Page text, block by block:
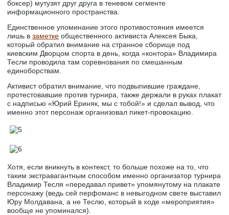
боксер) мутузят друг друга в теневом сегменте
информационного пространства.
Единственное упоминание этого противостояния имеется
лишь взаметке общественного активиста Алексея Быка,
который обратил внимание на странное сборище под
киевским Дворцом спорта в день, когда «контора» Владимира
Тесли проводила там соревнования по смешанным
единоборствам.
Активист обратил внимание, что подвыпившие граждане,
протестовавшие против турнира, также держали в руках плакат
с надписью «Юрий Ериняк, мы с тобой!» и сделал вывод, что
именно этот персонаж организовал пикет-провокацию.
Хотя, если вникнуть в контекст, то больше похоже на то, что
таким экстравагантным способом именно организатор турнира
Владимир Тесля «передавал привет» упомянутому на плакате
персонажу (ведь сей перфоманс в невыгодном свете выставил
Юру Молдавана, а не Теслю, который в ходе «мероприятия»
вообще не упоминался).